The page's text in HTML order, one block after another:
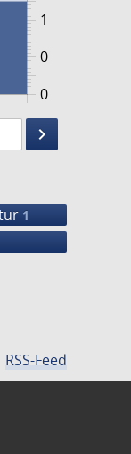
0
0
1
1475
keyboard_arrow_right
Suche
1
RSS-Feed